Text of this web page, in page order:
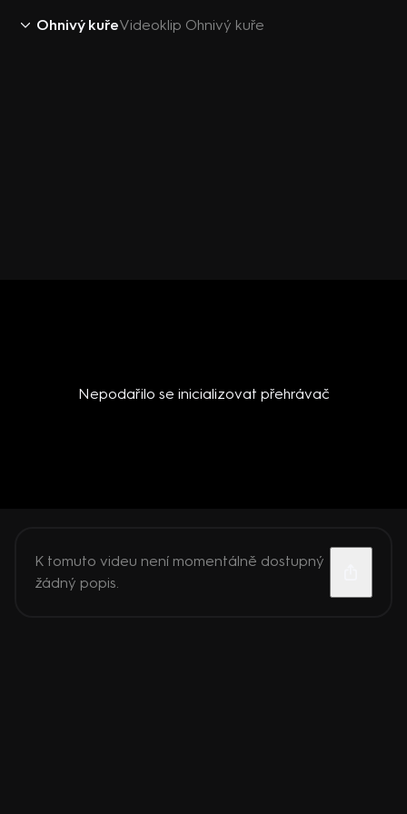
Ohnivý kuřeVideoklip Ohnivý kuře
Nepodařilo se inicializovat přehrávač
K tomuto videu není momentálně dostupný
žádný popis.